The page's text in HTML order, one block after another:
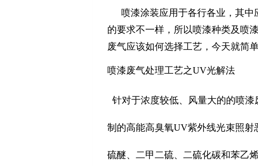
喷漆涂装应用于各行各业，其
的要求不一样，所以喷漆种类及喷
废气应该如何选择工艺，今天就简单
喷漆废气处理工艺之UV光解法
针对于浓度较低、风量大的的喷
制的高能高臭氧UV紫外线光束照
硫醚、二甲二硫、二硫化碳和苯乙